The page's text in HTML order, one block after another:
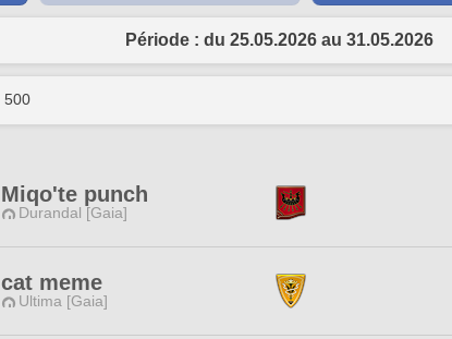
Période : du 25.05.2026 au 31.05.2026
500
Miqo'te punch
Durandal [Gaia]
cat meme
Ultima [Gaia]